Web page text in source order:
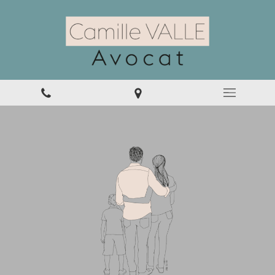
Un Cabinet dédié au Droit des
Personnes et de la Famille
Droit pénal de la famille